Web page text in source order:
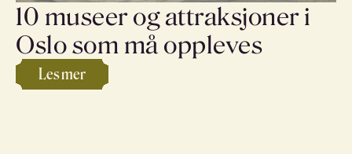
10 museer og attraksjoner i
Oslo som må oppleves
Les mer